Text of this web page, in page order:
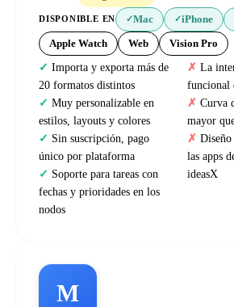
DISPONIBLE EN ✓Mac ✓iPhone
Apple Watch Web Vision Pro
Importa y exporta más de
20 formatos distintos
Muy personalizable en
estilos, layouts y colores
Sin suscripción, pago
único por plataforma
Soporte para tareas con
fechas y prioridades en los
nodos
La
funcional
Curva
mayor
las apps
ideasX
M